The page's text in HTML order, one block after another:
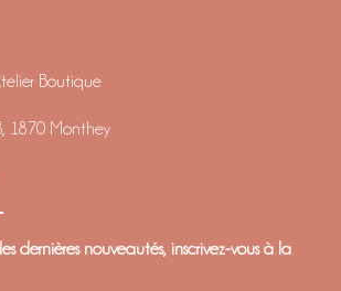
Boutique
1870 Monthey
dernières nouveautés, inscrivez-vous à la